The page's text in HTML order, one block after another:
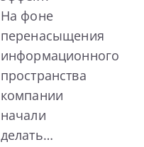
На фоне
перенасыщения
информационного
пространства
компании
начали
делать…